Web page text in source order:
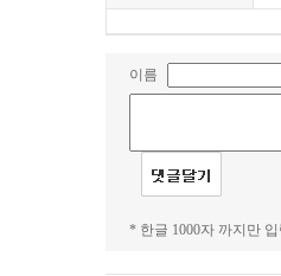
이름
* 한글 1000자 까지만